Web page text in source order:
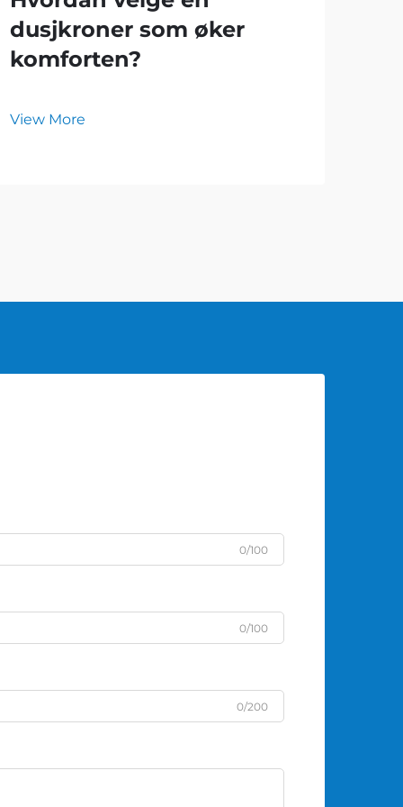
dusjkroner som øker
komforten?
View More
0/100
0/100
0/200